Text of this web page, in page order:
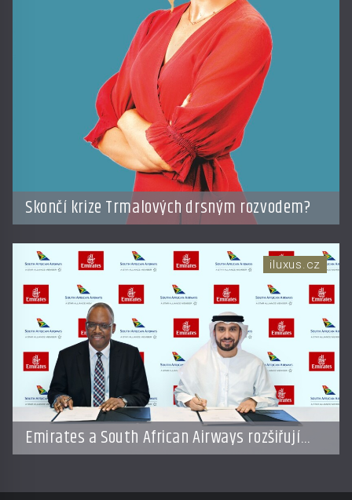
Skončí krize Trmalových drsným rozvodem?
Emirates a South African Airways rozšiřují
partnerství. Cestujícím nově zpřístupní
iluxus.cz